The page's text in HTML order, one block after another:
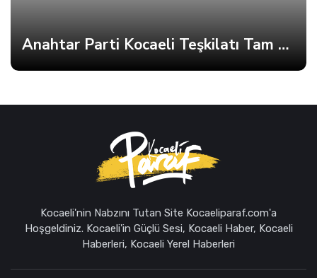
Anahtar Parti Kocaeli Teşkilatı Tam Kadro Toplandı
Kocaeli'nin Nabzını Tutan Site Kocaeliparaf.com'a
Hoşgeldiniz. Kocaeli'in Güçlü Sesi, Kocaeli Haber, Kocaeli
Haberleri, Kocaeli Yerel Haberleri